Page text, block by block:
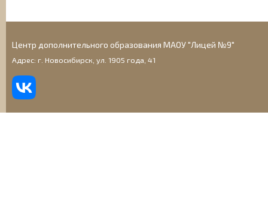
Центр дополнительного образования МАОУ "Лицей №9"
Адрес: г. Новосибирск, ул. 1905 года, 41